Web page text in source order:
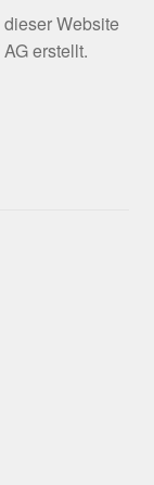
Website
erstellt.